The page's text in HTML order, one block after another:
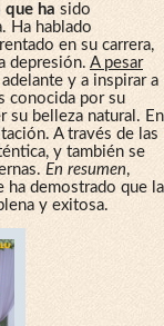
que ha sido
Ha hablado
en su carrera,
depresión. A pesar
y a inspirar a
conocida por su
su belleza natural. En
A través de las
y también se
En resumen,
ha demostrado que la
y exitosa.